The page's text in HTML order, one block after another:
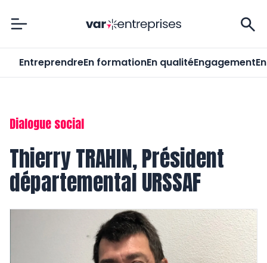
Var-Entreprises
EntreprendreEn formationEn qualitéEngagement
Dialogue social
Thierry TRAHIN, Président
départemental URSSAF